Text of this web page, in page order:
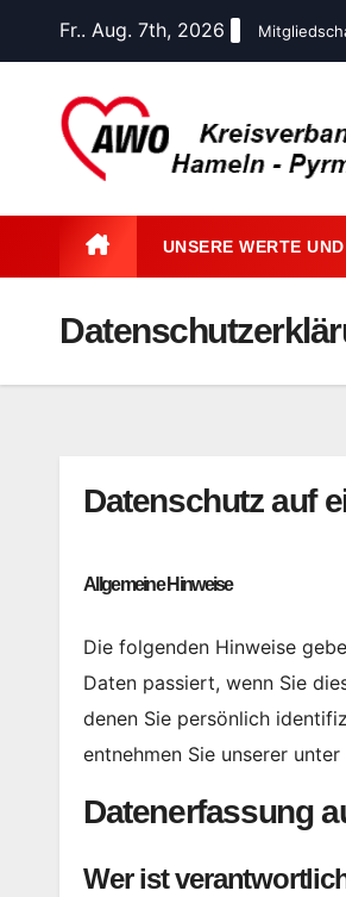
Fr.. Aug. 7th, 2026
UNSERE WERTE
Datenschutz auf
Allgemeine Hinweise
Die folgenden Hinweise
Daten passiert, wenn Sie
denen Sie persönlich
entnehmen Sie unserer
Datenerfassung
Wer ist